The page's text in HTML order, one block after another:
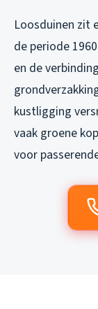
Loosduinen zit
de periode
en de
kustligging
vaak groene
voor